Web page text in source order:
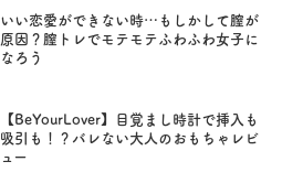
いい恋愛ができない時…もしかして膣が
原因？膣トレでモテモテふわふわ女子に
なろう
【BeYourLover】目覚まし時計で挿入も
吸引も！？バレない大人のおもちゃレビ
ュー